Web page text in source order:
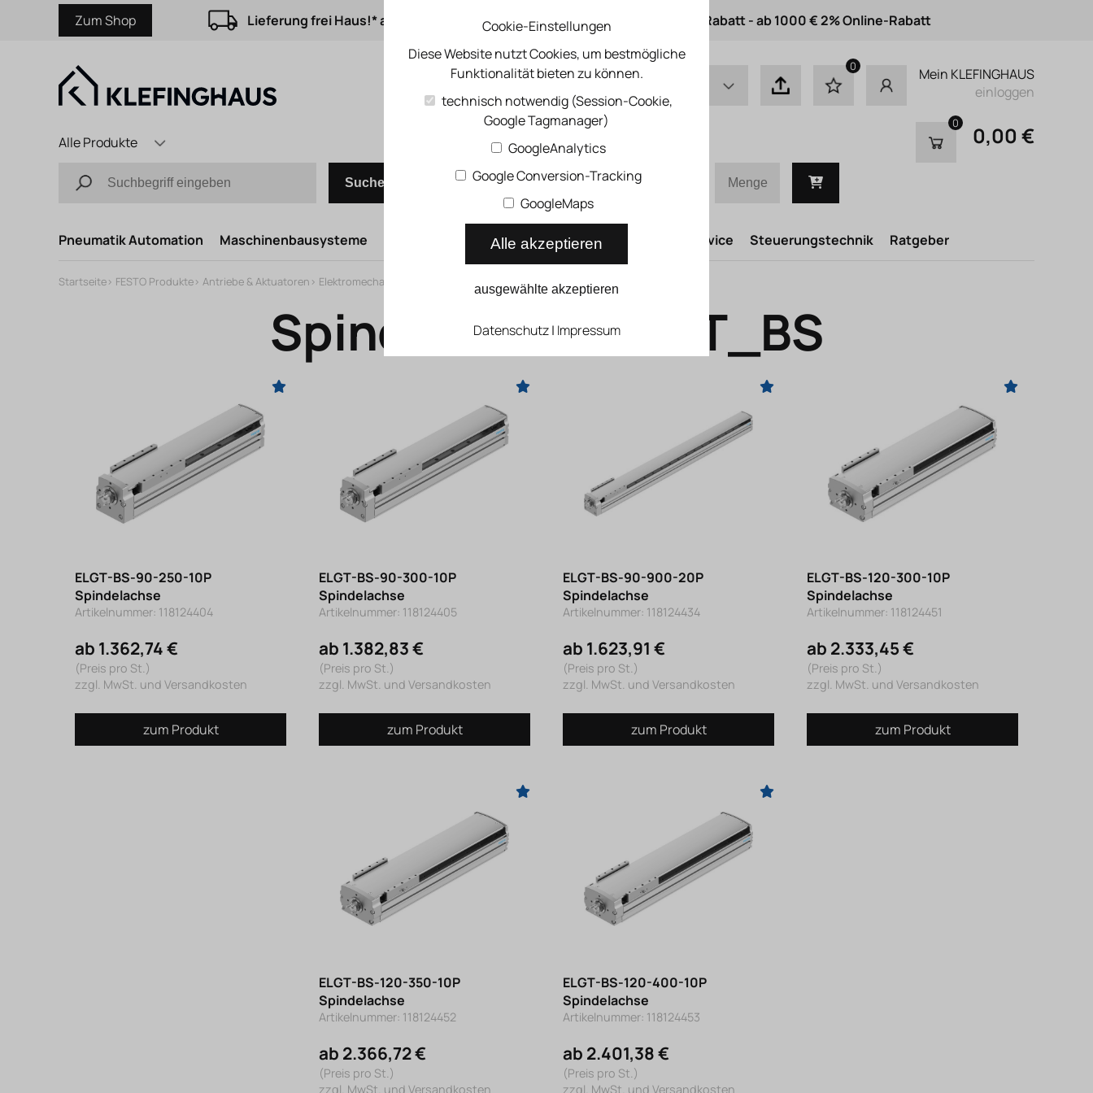
Zum Shop Lieferung frei Haus!* ab 50 € Auftragswert ab 500 € 1% Online-Rabatt - ab 1000 € 2% Online-Rabatt
0
Mein KLEFINGHAUS
einloggen
Alle Produkte
Suchen
Schnellbestellung
0 0,00 €
Pneumatik Automation Maschinenbausysteme Druckluftsysteme Kompressoren Service Steuerungstechnik Ratgeber
Startseite> FESTO Produkte> Antriebe & Aktuatoren > Elektromechanische Aktuatoren Linearachsen Spindelachse ELGT_BS
Spindelachse ELGT_BS
ELGT-BS-90-250-10P
Spindelachse
Artikelnummer: 118124404
ab 1.362,74 €
(Preis pro St.)
zzgl. MwSt. und Versandkosten
zum Produkt
ELGT-BS-90-300-10P
Spindelachse
Artikelnummer: 118124405
ab 1.382,83 €
(Preis pro St.)
zzgl. MwSt. und Versandkosten
zum Produkt
ELGT-BS-90-900-20P
Spindelachse
Artikelnummer: 118124434
ab 1.623,91 €
(Preis pro St.)
zzgl. MwSt. und Versandkosten
zum Produkt
ELGT-BS-120-300-10P
Spindelachse
Artikelnummer: 118124451
ab 2.333,45 €
(Preis pro St.)
zzgl. MwSt. und Versandkosten
zum Produkt
ELGT-BS-120-350-10P
Spindelachse
Artikelnummer: 118124452
ab 2.366,72 €
(Preis pro St.)
zzgl. MwSt. und Versandkosten
ELGT-BS-120-400-10P
Spindelachse
Artikelnummer: 118124453
ab 2.401,38 €
(Preis pro St.)
zzgl. MwSt. und Versandkosten
Cookie-Einstellungen
Diese Website nutzt Cookies, um bestmögliche
Funktionalität bieten zu können.
technisch notwendig (Session-Cookie,
Google Tagmanager)
GoogleAnalytics
Google Conversion-Tracking
GoogleMaps
Alle akzeptieren
ausgewählte akzeptieren
Datenschutz| Impressum